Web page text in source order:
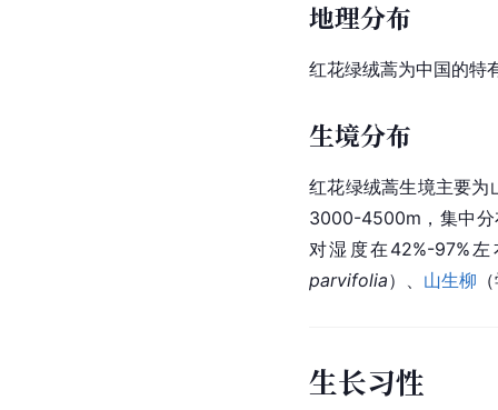
地理分布
红花绿绒蒿为中国的特
生境分布
红花绿绒蒿生境主要为
3000-4500m，集中
对湿度在42%-97%
parvifolia）、 山生柳
生长习性